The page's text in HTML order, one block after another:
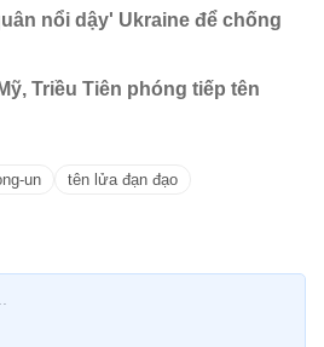
nổi dậy' Ukraine để chống
Triều Tiên phóng tiếp tên
un tên lửa đạn đạo